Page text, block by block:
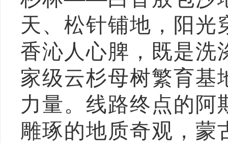
天、松针铺地，阳光
香沁人心脾，既是洗
家级云杉母树繁育基
力量。线路终点的阿
雕琢的地质奇观，蒙